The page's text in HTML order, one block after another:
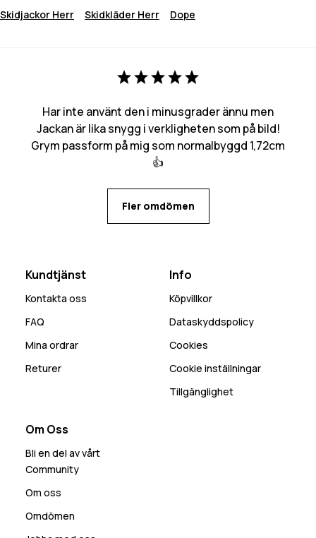
Skidjackor Herr Skidkläder Herr Dope
Har inte använt den i minusgrader ännu men
Jackan är lika snygg i verkligheten som på bild!
Grym passform på mig som normalbyggd 1,72cm
👍
Fler omdömen
Kundtjänst
Kontakta oss
FAQ
Mina ordrar
Returer
Info
Köpvillkor
Dataskyddspolicy
Cookies
Cookie inställningar
Tillgänglighet
Om Oss
Bli en del av vårt
Community
Om oss
Omdömen